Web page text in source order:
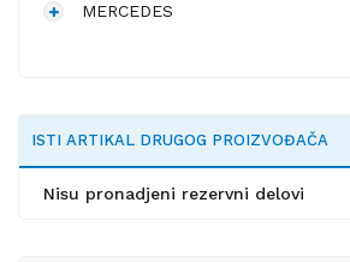
MERCEDES
ISTI ARTIKAL DRUGOG PROIZVOĐAČA
Nisu pronadjeni rezervni delovi